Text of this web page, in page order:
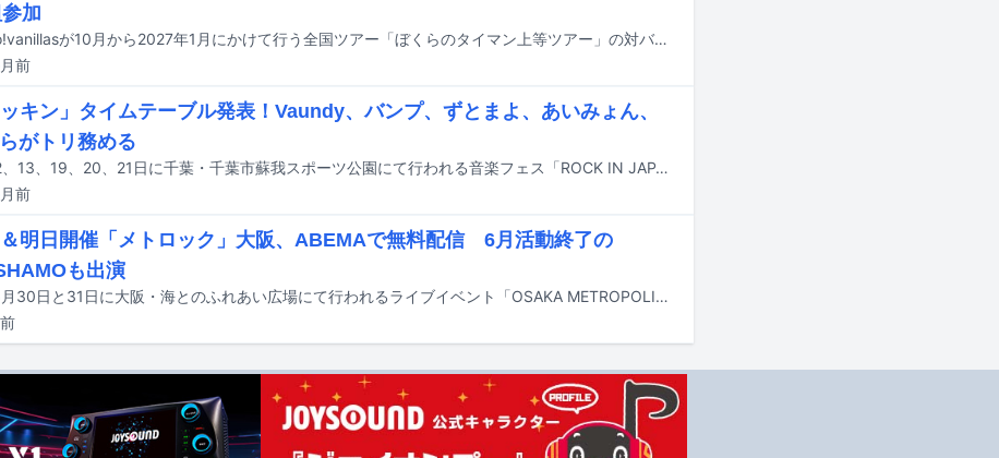
加
go!go!vanillasが10月から2027年1月にかけて行う全国ツアー「ぼくらのタイマン上等ツアー」の対バンアーティストが発表された。
前
ッキン」タイムテーブル発表！Vaundy、バンプ、ずとまよ、あいみょん、
がトリ務める
9月12、13、19、20、21日に千葉・千葉市蘇我スポーツ公園にて行われる音楽フェス「ROCK IN JAPAN FESTIVAL 2026」のタイムテーブルが発表された。
前
明日開催「メトロック」大阪、ABEMAで無料配信 6月活動終了の
も出演
本日5月30日と31日に大阪・海とのふれあい広場にて行われるライブイベント「OSAKA METROPOLITAN ROCK FESTIVAL 2026」の模様が、ABEMAのメトロックチャンネルにて無料配信される。
前